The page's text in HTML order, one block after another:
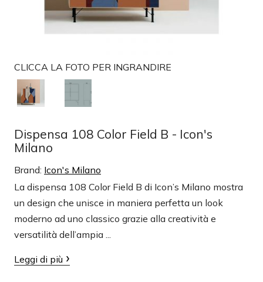
CLICCA LA FOTO PER INGRANDIRE
Dispensa 108 Color Field B - Icon's
Milano
Brand: Icon's Milano
La dispensa 108 Color Field B di Icon’s Milano mostra
un design che unisce in maniera perfetta un look
moderno ad uno classico grazie alla creatività e
versatilità dell’ampia ...
Leggi di più